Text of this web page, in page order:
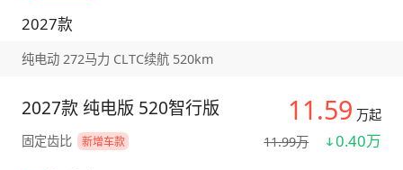
2027款
纯电动 272马力 CLTC续航 520km
11.59 万起
11.99万
0.40万
2027款 纯电版 520智行版
固定齿比 新增车款